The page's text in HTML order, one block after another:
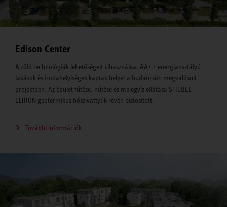
Edison Center
A zöld technológiák lehetőségeit kihasználva, AA++ energiaosztályú
lakások és irodahelyiségek kaptak helyet a budaörsön megvalósult
projektben. Az épület fűtése, hűtése és melegvíz ellátása STIEBEL
ELTRON geotermikus hőszivattyúk révén biztosított.
További információk